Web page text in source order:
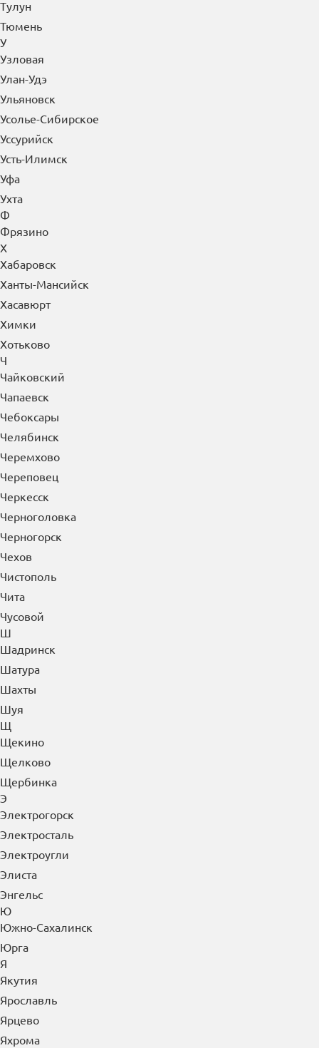
Тулун
Тюмень
У
Узловая
Улан-Удэ
Ульяновск
Усолье-Сибирское
Уссурийск
Усть-Илимск
Уфа
Ухта
Ф
Фрязино
Х
Хабаровск
Ханты-Мансийск
Хасавюрт
Химки
Хотьково
Ч
Чайковский
Чапаевск
Чебоксары
Челябинск
Черемхово
Череповец
Черкесск
Черноголовка
Черногорск
Чехов
Чистополь
Чита
Чусовой
Ш
Шадринск
Шатура
Шахты
Шуя
Щ
Щекино
Щелково
Щербинка
Э
Электрогорск
Электросталь
Электроугли
Элиста
Энгельс
Ю
Южно-Сахалинск
Юрга
Я
Якутия
Ярославль
Ярцево
Яхрома